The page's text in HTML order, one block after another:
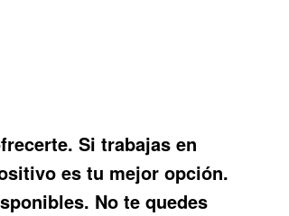
Si trabajas en
es tu mejor opción.
No te quedes